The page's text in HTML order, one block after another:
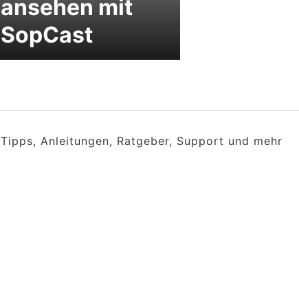
ansehen mit
SopCast
Tipps, Anleitungen, Ratgeber, Support und mehr